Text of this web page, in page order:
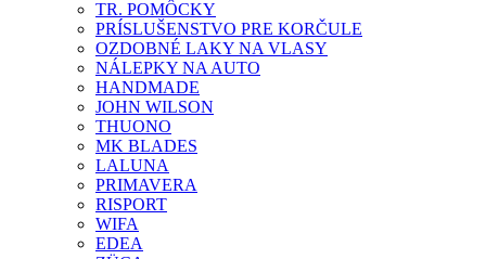
TR. POMÔCKY
PRÍSLUŠENSTVO PRE KORČULE
OZDOBNÉ LAKY NA VLASY
NÁLEPKY NA AUTO
HANDMADE
JOHN WILSON
THUONO
MK BLADES
LALUNA
PRIMAVERA
RISPORT
WIFA
EDEA